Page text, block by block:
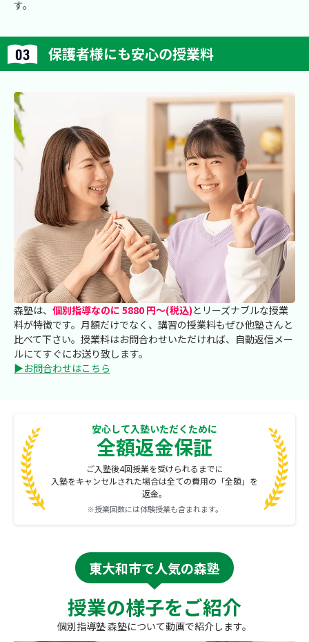
す。
保護者様にも安心の授業料
森塾は、 個別指導なのに 5880 円～(税込)とリーズナブルな授業
料が特徴です。月額だけでなく、講習の授業料もぜひ他塾さんと
比べて下さい。授業料はお問合わせいただければ、自動返信メー
ルにてすぐにお送り致します。
▶お問合わせはこちら
安心して入塾いただくために
全額返金保証
ご入塾後4回授業を受けられるまでに
入塾をキャンセルされた場合は全ての費用の「全額」を
返金。
※授業回数には体験授業も含まれます。
東大和市で人気の森塾
授業の様子をご紹介
個別指導塾 森塾について動画で紹介します。